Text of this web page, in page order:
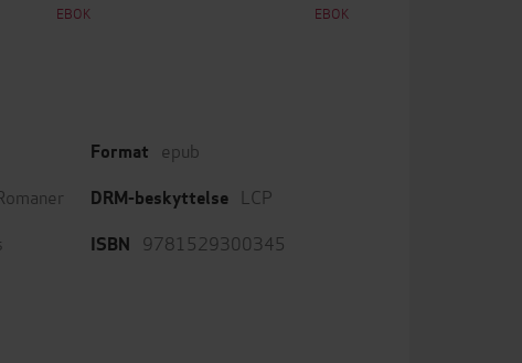
EBOK EBOK
Format epub
DRM-beskyttelse LCP
ISBN 9781529300345